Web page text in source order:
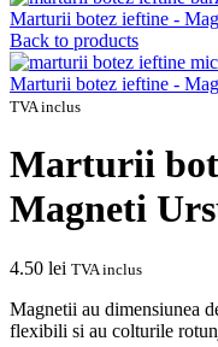
Marturii botez ieftine -
Back to products
Marturii botez ieftine -
TVA inclus
Marturii
Magneti
4.50 lei TVA inclus
Magnetii au dimensiunea
flexibili si au colturile